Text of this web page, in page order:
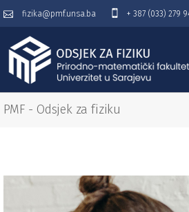
fizika@pmf.unsa.ba + 387 (033) 279
PMF - Odsjek za fiziku